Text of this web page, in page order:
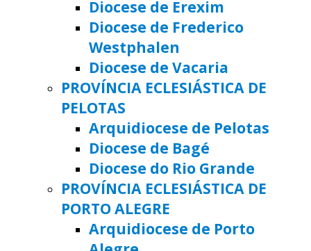
Diocese de Erexim
Diocese de Frederico
Westphalen
Diocese de Vacaria
PROVÍNCIA ECLESIÁSTICA DE
PELOTAS
Arquidiocese de Pelotas
Diocese de Bagé
Diocese do Rio Grande
PROVÍNCIA ECLESIÁSTICA DE
PORTO ALEGRE
Arquidiocese de Porto